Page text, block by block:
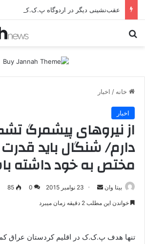
خانه / اخبار
اخبار
از نیروهای پیشمرگ
دارم/ شنگال باید
مختص به خود داشته
بیتا وان
ر
ل
23 نوامبر 2015 0
85
خواندن این مطلب 2 دقیقه زمان میبرد
تنها هدف پ.ک.ک در اقلیم کردستان عراق